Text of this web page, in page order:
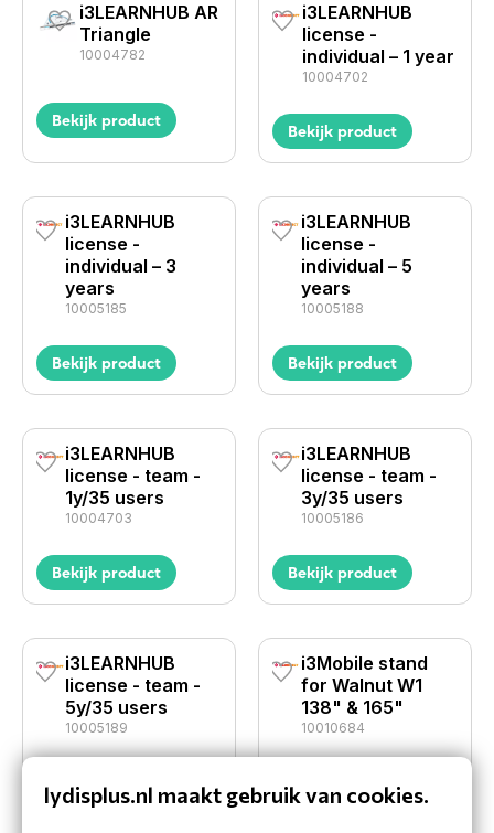
i3LEARNHUB AR
Triangle
10004782
Bekijk product
i3LEARNHUB
license -
individual – 1 year
10004702
Bekijk product
i3LEARNHUB
license -
individual – 3
years
10005185
Bekijk product
i3LEARNHUB
license -
individual – 5
years
10005188
Bekijk product
i3LEARNHUB
license - team -
1y/35 users
10004703
Bekijk product
i3LEARNHUB
license - team -
3y/35 users
10005186
Bekijk product
i3LEARNHUB
license - team -
5y/35 users
10005189
Bekijk product
i3Mobile stand
for Walnut W1
138" & 165"
10010684
Bekijk product
lydisplus.nl maakt gebruik van cookies.